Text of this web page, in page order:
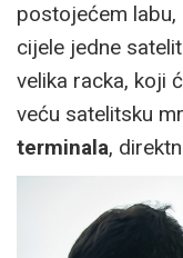
postojećem
cijele jedne
velika racka, koji
veću satelitsku
terminala,